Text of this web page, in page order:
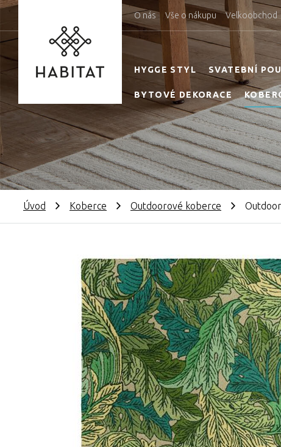
O nás Vše o nákupu Velkoobchod
HYGGE STYL SVATEBNÍ
BYTOVÉ DEKORACE
Úvod Koberce Outdoorové koberce